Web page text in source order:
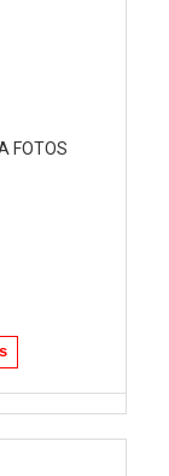
FOTOS